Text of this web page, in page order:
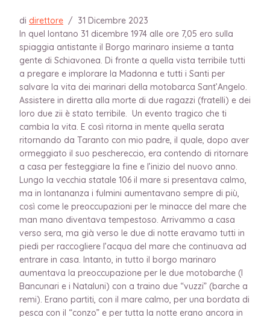
di direttore / 31 Dicembre 2023
In quel lontano 31 dicembre 1974 alle ore 7,05 ero sulla
spiaggia antistante il Borgo marinaro insieme a tanta
gente di Schiavonea. Di fronte a quella vista terribile tutti
a pregare e implorare la Madonna e tutti i Santi per
salvare la vita dei marinari della motobarca Sant’Angelo.
Assistere in diretta alla morte di due ragazzi (fratelli) e dei
loro due zii è stato terribile. Un evento tragico che ti
cambia la vita. E così ritorna in mente quella serata
ritornando da Taranto con mio padre, il quale, dopo aver
ormeggiato il suo peschereccio, era contendo di ritornare
a casa per festeggiare la fine e l’inizio del nuovo anno.
Lungo la vecchia statale 106 il mare si presentava calmo,
ma in lontananza i fulmini aumentavano sempre di più,
così come le preoccupazioni per le minacce del mare che
man mano diventava tempestoso. Arrivammo a casa
verso sera, ma già verso le due di notte eravamo tutti in
piedi per raccogliere l’acqua del mare che continuava ad
entrare in casa. Intanto, in tutto il borgo marinaro
aumentava la preoccupazione per le due motobarche (I
Bancunari e i Nataluni) con a traino due “vuzzi” (barche a
remi). Erano partiti, con il mare calmo, per una bordata di
pesca con il “conzo” e per tutta la notte erano ancora in